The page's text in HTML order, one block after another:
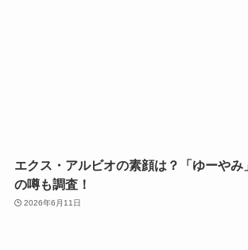
エクス・アルビオの素顔は？「ゆーやみ
の噂も調査！
2026年6月11日